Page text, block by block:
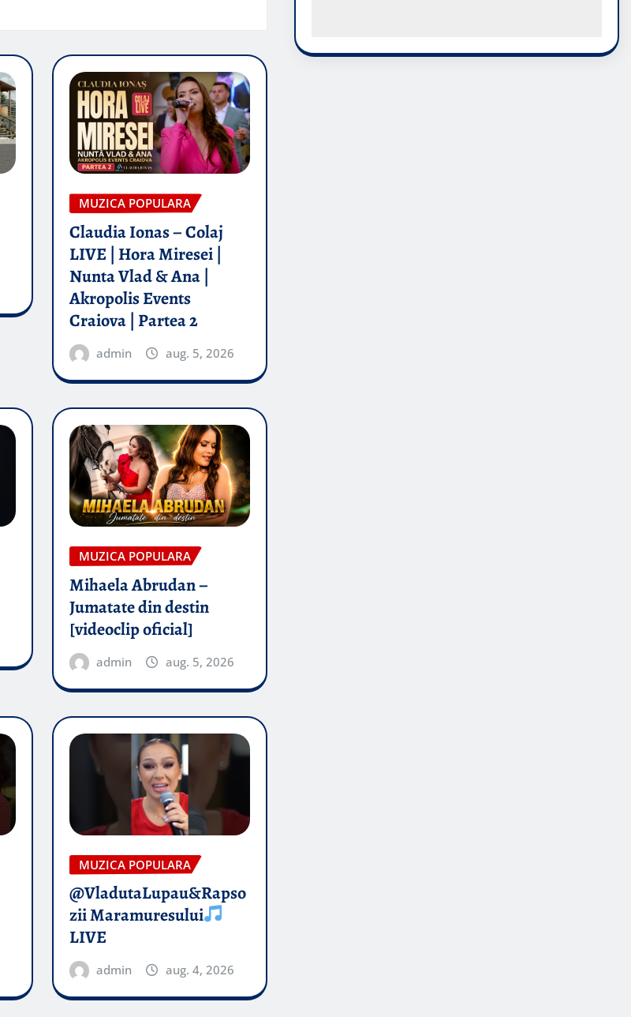
MUZICA POPULARA
Claudia Ionas – Colaj
LIVE | Hora Miresei |
Nunta Vlad & Ana |
Akropolis Events
Craiova | Partea 2
admin aug. 5, 2026
MUZICA POPULARA
Mihaela Abrudan –
Jumatate din destin
[videoclip oficial]
admin aug. 5, 2026
MUZICA POPULARA
@VladutaLupau&Rapso
zii Maramuresului
LIVE
admin aug. 4, 2026